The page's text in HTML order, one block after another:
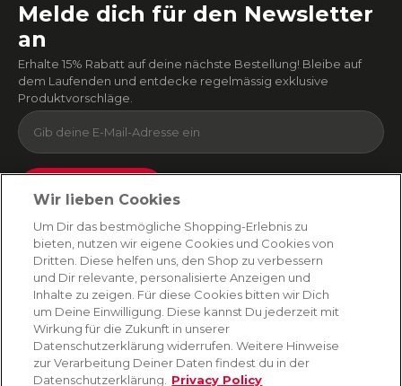
Melde dich für den Newsletter
an
Erhalte 15% Rabatt auf deine nächste Bestellung! Bleibe auf
dem Laufenden und entdecke regelmässig exklusive
Produktvorschläge.
Absenden
Du kannst dich jederzeit von unserem Newsletter abmelden. Indem du fortfährst, stimmst
du unseren E-Mail-Bedingungenund Datenschutzbestimmungen zu
AMORANA
MARKEN
Wir lieben Cookies
Um Dir das bestmögliche Shopping-Erlebnis zu
bieten, nutzen wir eigene Cookies und Cookies von
Dritten. Diese helfen uns, den Shop zu verbessern
und Dir relevante, personalisierte Anzeigen und
Inhalte zu zeigen. Für diese Cookies bitten wir Dich
um Deine Einwilligung. Diese kannst Du jederzeit mit
Wirkung für die Zukunft in unserer
Datenschutzerklärung widerrufen. Weitere Hinweise
zur Verarbeitung Deiner Daten findest du in der
Datenschutzerklärung.
Privacy Policy